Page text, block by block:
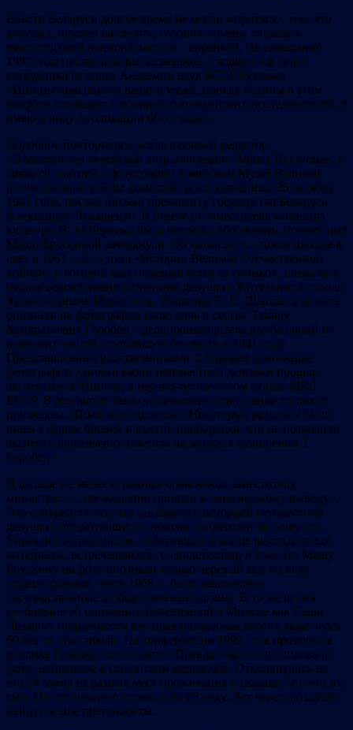
Власти Беларуси долгое время не могли мириться с тем, что
девушка, идущая на смерть, героиня страны, оказалась
неподходящей национальности – еврейкой. На совещании
1992 года прозвучало высказывание старшего научного
сотрудника истории Академии наук БССР Гуленко:
«Инициатива поиска вашего музея, поиска истины в этом
вопросе совпадает с активностью еврейских исследователей, я
имею в виду публикации 60-х годов».
Подобное повторилось, когда научный редактор
«Электронной еврейской энциклопедии» Абрам Торпусман, в
связи со снятием с фотографий в минском Музее Великой
отечественной войны фамилий троих казнённых 26 октября
1941 года, послал письмо президенту государства Беларусь
Александру Лукашенко. В ответе от заместителя министра
культуры В. М.Черника была попытка обосновать, почему имя
Маши Брускиной зачеркнули. Он написал: «…после выхода в
свет в 1961 г. 2-го тома «Истории Великой Отечественной
войны», в которой был помещён один из снимков, появилась
первая версия имени казнённой девушки. Жительница города
Жданова (ныне Мариуполь, Украина) Н. К. Шарлан и её мать
опознали на фотографии свою дочь и сестру Тамару
Кондратьевну Горобец – делопроизводителя штаба одной из
воинских частей, пропавшую без вести в 1941 году.
Представленные родственниками Т. Горобец довоенные
фотографии, снимки казни неизвестной девушки прошли
экспертизу в Минске, в научно-техническом отделе МВД
БССР. В результате было установлено совпадение по шести
признакам. (Идет перечисление. ) Некоторые различия были
лишь в форме бровей и высоте подбородка, что не позволило
эксперту однозначно ответить на запрос в отношении Т.
Горобец».
И дальше не менее странные объяснения заместителя
министра: «…неожиданно пришли к однозначному выводу».
Это о журналистах, что занимались историей неизвестной
девушки, потративших на поиски свидетелей не один год.
Упрекают журналистов, собиравших в конце шестидесятых
материалы, встречавшихся со свидетелями, в том, что Машу
Брускину на фото опознали только через 20 лет, но ведь
гораздо раньше, чем в 1968 г., были заявления в
государственные и общественные органы. В то же время
сообщение об опознании повешенной в Минске как Саши
Линевич принимается как правдоподобная версия даже через
60 лет со дня гибели. На конференции 1992 года прозвучала
реплика Гуленко, что в газете «Правда» было опубликовано
фото, найденное в солдатском медальоне. Откликнулись на
это 24 мамы из разных мест проживания и сказали, что это их
сын. Но это намного позже, в 84-85 году. Лет через пятьдесят
найдутся еще претенденты.